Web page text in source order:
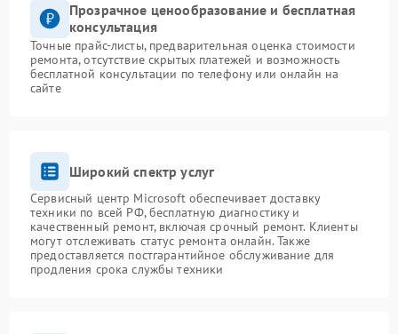
Прозрачное ценообразование и бесплатная
консультация
Точные прайс-листы, предварительная оценка стоимости
ремонта, отсутствие скрытых платежей и возможность
бесплатной консультации по телефону или онлайн на
сайте
Широкий спектр услуг
Сервисный центр Microsoft обеспечивает доставку
техники по всей РФ, бесплатную диагностику и
качественный ремонт, включая срочный ремонт. Клиенты
могут отслеживать статус ремонта онлайн. Также
предоставляется постгарантийное обслуживание для
продления срока службы техники